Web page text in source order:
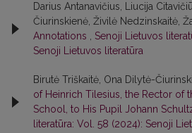
Darius Antanavičius, Liucija
Čiurinskienė, Živilė Nedzinskaitė,
Annotations , Senoji Lietuvos
Senoji Lietuvos literatūra
Birutė Triškaitė, Ona Dilytė-
of Heinrich Tilesius, the Rector of
School, to His Pupil Johann
literatūra: Vol. 58 (2024): Senoji